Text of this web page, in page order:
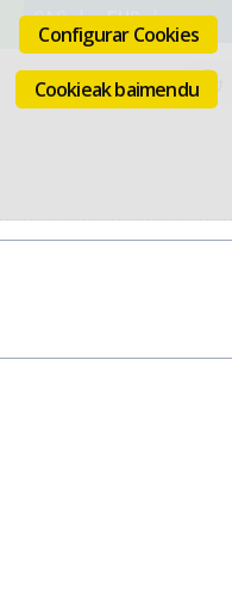
Configurar Cookies
Cookieak baimendu